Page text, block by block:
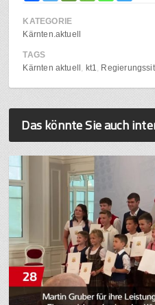
KATEGORIE
Kärnten.aktuell
TAGS
Kärnten aktuell
kt1
Das könnte Sie auch